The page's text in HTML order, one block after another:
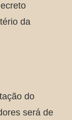
da
do
será de